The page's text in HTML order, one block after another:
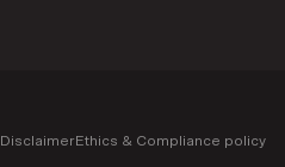
DisclaimerEthics & Compliance policy